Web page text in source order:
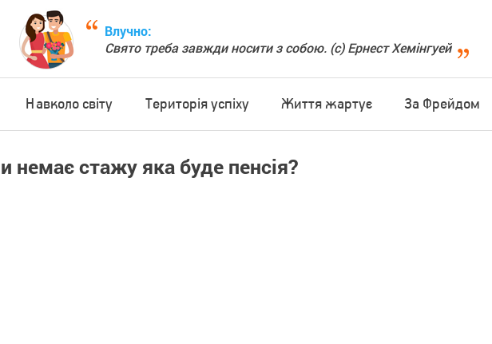
Влучно:
Свято треба завжди носити з собою. (с) Ернест Хемінгуей
Навколо світу Територія успіху Життя жартує За Фрейдом
стажу яка буде пенсія?